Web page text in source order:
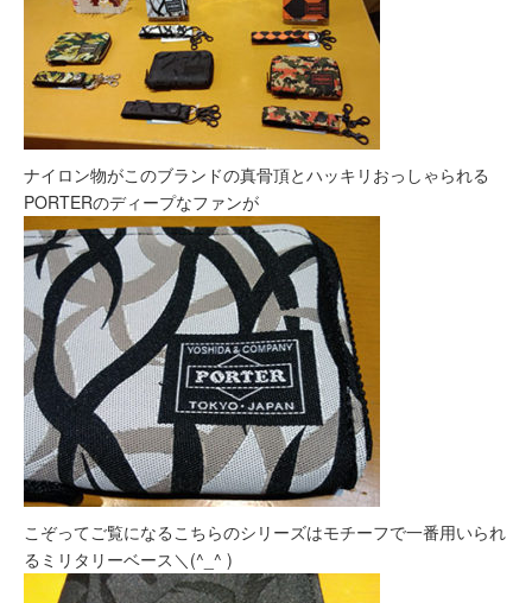
ナイロン物がこのブランドの真骨頂とハッキリおっしゃられる
PORTERのディープなファンが
こぞってご覧になるこちらのシリーズはモチーフで一番用いられ
るミリタリーベース＼(^_^ )